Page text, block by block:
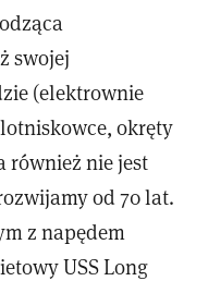
swojej
(elektrownie
okręty
również nie jest
od 70 lat.
z napędem
USS Long